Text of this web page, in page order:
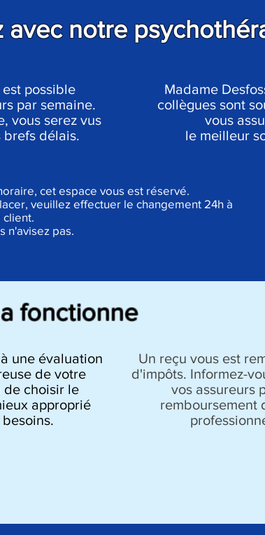
notre
est possible
par semaine.
vous serez vus
brefs délais.
Madame
collègues sont
vous
le meilleur
cet espace vous est réservé.
veuillez effectuer le changement 24h à
client.
n'avisez pas.
fonctionne
une évaluation
de votre
choisir le
approprié
Un reçu vous est
d'impôts. Informez-
vos assureurs
remboursement